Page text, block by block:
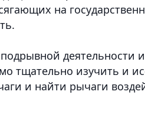
на
деятельности
тщательно изучить и
и найти рычаги